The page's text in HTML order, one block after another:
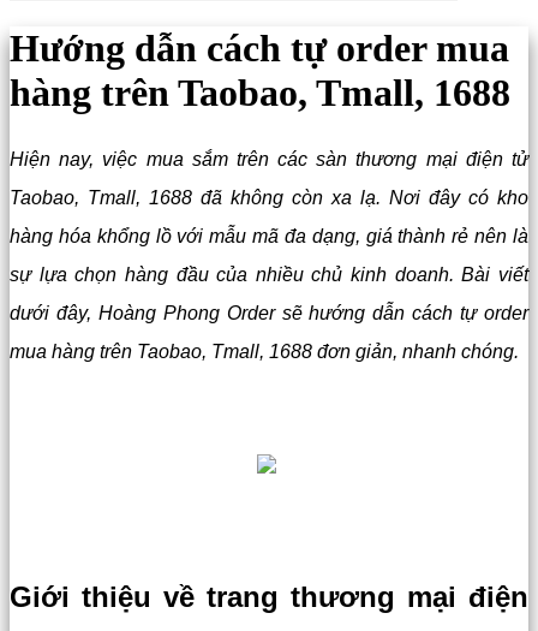
Hướng dẫn cách tự order mua
hàng trên Taobao, Tmall, 1688
Hiện nay, việc mua sắm trên các sàn thương mại điện tử
Taobao, Tmall, 1688 đã không còn xa lạ. Nơi đây có kho
hàng hóa khổng lồ với mẫu mã đa dạng, giá thành rẻ nên là
sự lựa chọn hàng đầu của nhiều chủ kinh doanh. Bài viết
dưới đây, Hoàng Phong Order sẽ hướng dẫn cách tự order
mua hàng trên Taobao, Tmall, 1688 đơn giản, nhanh chóng.
Giới thiệu về trang thương mại điện